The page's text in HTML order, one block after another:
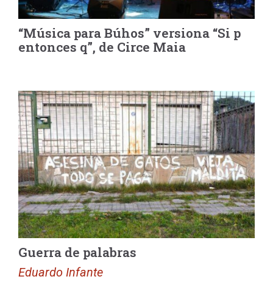
“Música para Búhos” versiona “Si p
entonces q”, de Circe Maia
Guerra de palabras
Eduardo Infante